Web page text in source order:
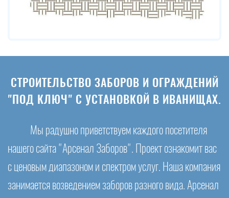
СТРОИТЕЛЬСТВО ЗАБОРОВ И ОГРАЖДЕНИЙ
"ПОД КЛЮЧ" С УСТАНОВКОЙ В ИВАНИЩАХ.
Мы радушно приветствуем каждого посетителя
нашего сайта "Арсенал Заборов". Проект ознакомит вас
с ценовым диапазоном и спектром услуг. Наша компания
занимается возведением заборов разного вида. Арсенал